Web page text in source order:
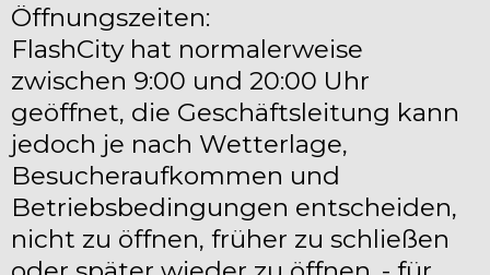
Öffnungszeiten:
FlashCity hat normalerweise
zwischen 9:00 und 20:00 Uhr
geöffnet, die Geschäftsleitung kann
jedoch je nach Wetterlage,
Besucheraufkommen und
Betriebsbedingungen entscheiden,
nicht zu öffnen, früher zu schließen